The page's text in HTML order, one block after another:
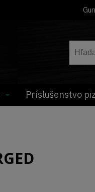
Príslušenstvo